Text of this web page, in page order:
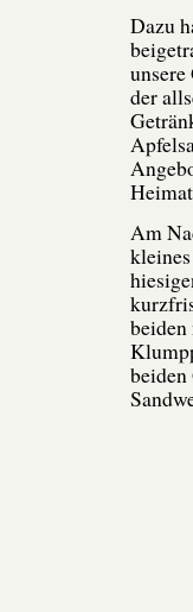
Dazu
der
Am